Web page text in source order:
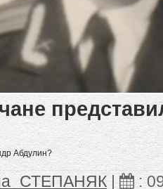
Абдулин?
| :